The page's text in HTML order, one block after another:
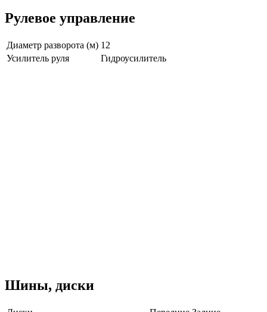
Рулевое управление
Диаметр разворота (м) 12
Усилитель руля
Гидроусилитель
Шины, диски